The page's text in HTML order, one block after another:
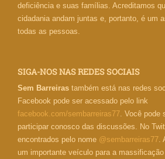
deficiência e suas famílias. Acreditamos
cidadania andam juntas e, portanto, é um
todas as pessoas.
SIGA-NOS NAS REDES SOCIAIS
Sem Barreiras também está nas redes
Facebook pode ser acessado pelo link
facebook.com/sembarreiras77 . Você
participar conosco das discussões. No
encontrados pelo nome @sembarreiras77
um importante veículo para a